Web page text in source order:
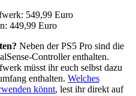
549,99 Euro
449,99 Euro
Neben der PS5 Pro sind die
Controller enthalten.
müsst ihr euch selbst dazu
enthalten. Welches
könnt, lest ihr direkt auf